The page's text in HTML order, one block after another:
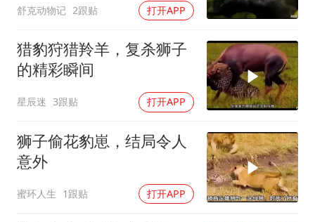
夯实基础开新局
舒克动物记 2跟贴 打开APP
猎豹狩猎羚羊，复杀狮子
的精彩瞬间
星辰迷 3跟贴 打开APP
狮子偷花豹崽，结局令人
意外
蜜环人生 1跟贴 打开APP